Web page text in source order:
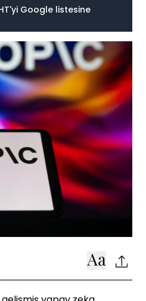
Google listesine